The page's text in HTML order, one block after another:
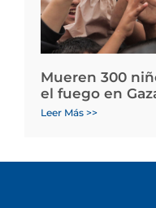
Mueren 300
el fuego en
Leer Más >>